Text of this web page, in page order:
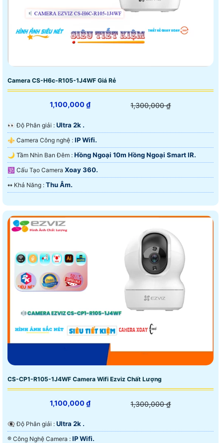
Camera CS-H6c-R105-1J4WF Giá Rẻ
1,100,000 ₫ 1,300,000 ₫
️👀 Độ Phân giải : Ultra 2k .
⚜️ Camera Công nghệ : IP Wifi.
🌙 Tầm Nhìn Ban Đêm : Hồng Ngoại 10m Hồng Ngoại Smart IR.
🕉️ Cấu Tạo Camera Xoay 360.
️↭ Khả Năng : Thu Âm.
CS-CP1-R105-1J4WF Camera Wifi Ezviz Chất Lượng
1,100,000 ₫ 1,300,000 ₫
👁️‍🗨 Độ Phân giải : Ultra 2k .
®️ Công Nghệ Camera : IP Wifi.